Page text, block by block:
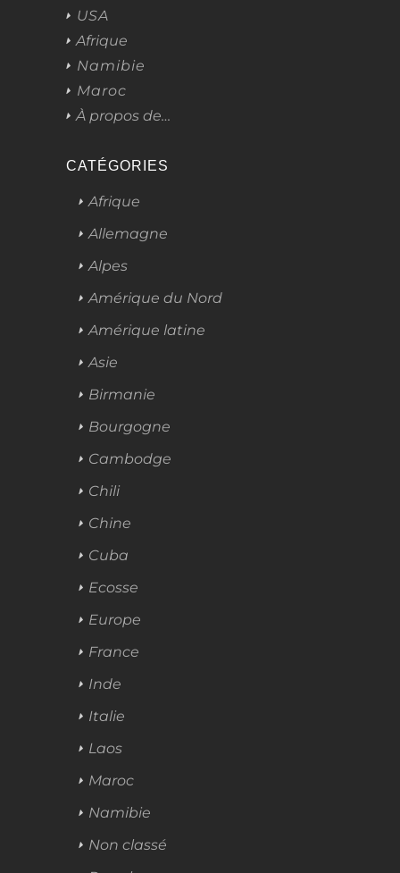
USA
Afrique
Namibie
Maroc
À propos de…
CATÉGORIES
Afrique
Allemagne
Alpes
Amérique du Nord
Amérique latine
Asie
Birmanie
Bourgogne
Cambodge
Chili
Chine
Cuba
Ecosse
Europe
France
Inde
Italie
Laos
Maroc
Namibie
Non classé